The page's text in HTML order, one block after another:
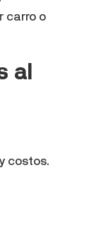
carro o
al
costos.